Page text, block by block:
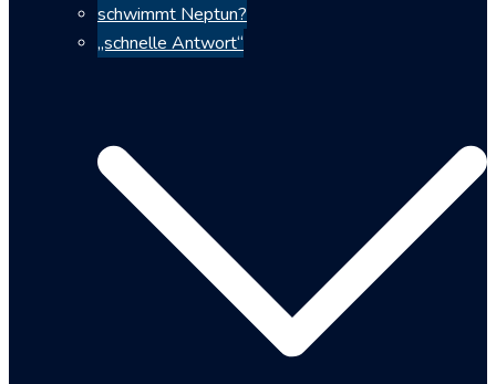
schwimmt Neptun?
„schnelle Antwort“